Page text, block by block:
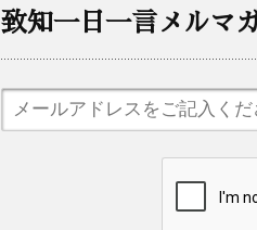
致知一日一言メルマ